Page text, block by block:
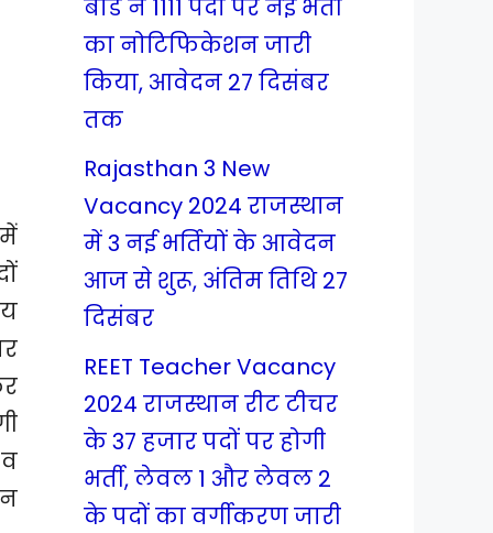
बोर्ड ने 1111 पदों पर नई भर्ती
का नोटिफिकेशन जारी
किया, आवेदन 27 दिसंबर
तक
Rajasthan 3 New
Vacancy 2024 राजस्थान
में 3 नई भर्तियों के आवेदन
आज से शुरू, अंतिम तिथि 27
दिसंबर
REET Teacher Vacancy
2024 राजस्थान रीट टीचर
के 37 हजार पदों पर होगी
भर्ती, लेवल 1 और लेवल 2
के पदों का वर्गीकरण जारी